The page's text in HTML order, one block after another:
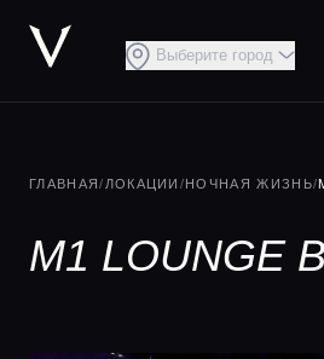
Выберите город
ГЛАВНАЯ/ ЛОКАЦИИ /НОЧНАЯ ЖИЗНЬ/
M1 LOUNGE